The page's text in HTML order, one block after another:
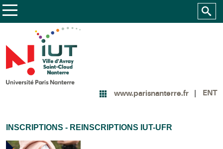
www.parisnanterre.fr ENT
INSCRIPTIONS - REINSCRIPTIONS IUT-UFR